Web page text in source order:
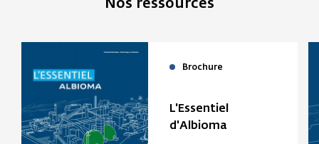
Nos ressources
Brochure
L'Essentiel
d'Albioma